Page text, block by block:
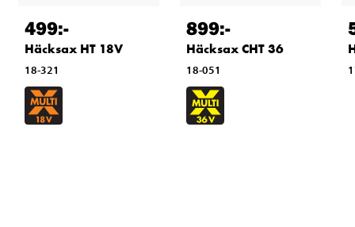
499:-
Häcksax HT 18V
18-321
899:-
Häcksax CHT 36
18-051